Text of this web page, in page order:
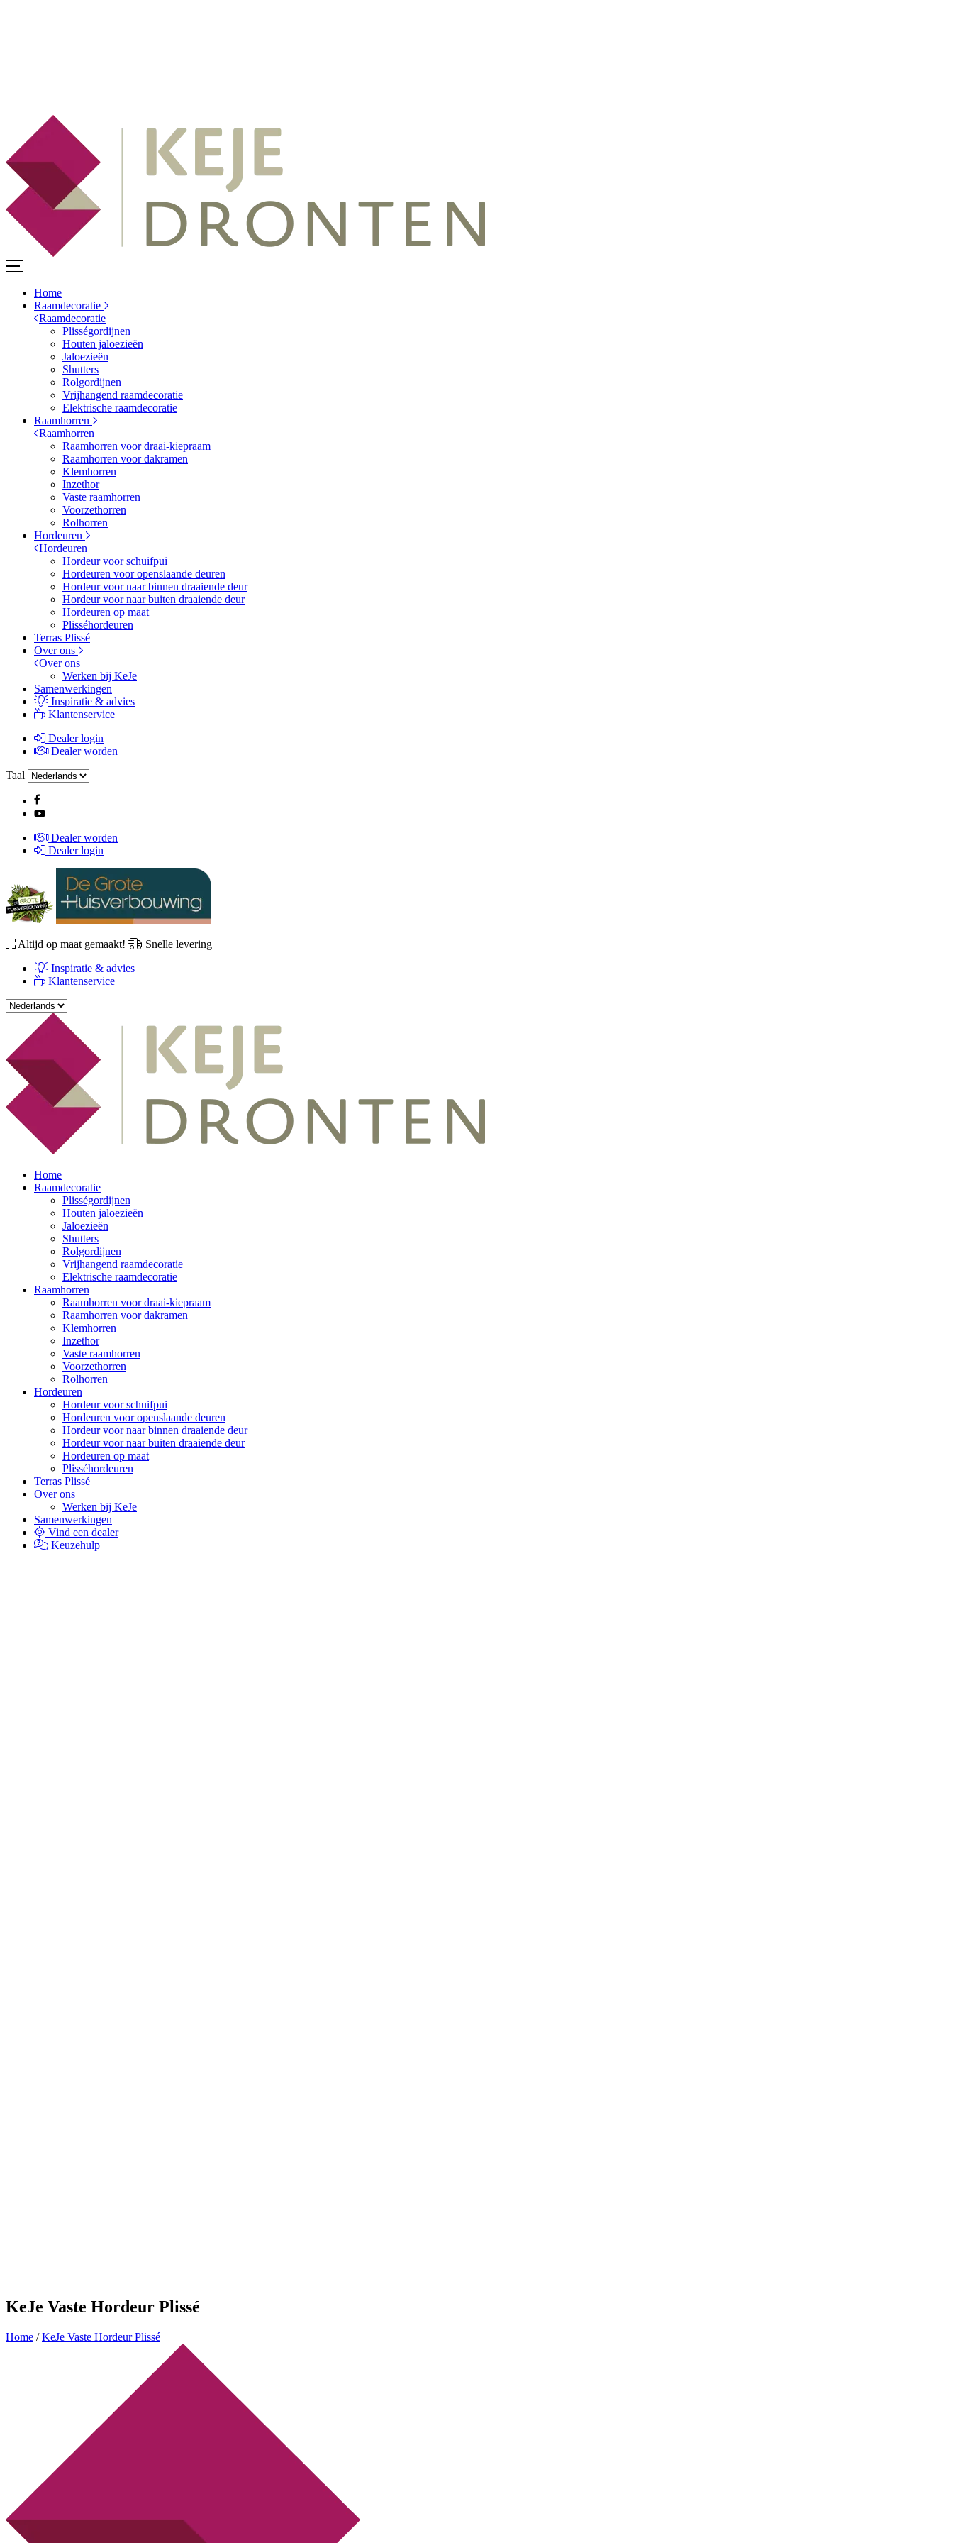
Home
Raamdecoratie
Raamdecoratie
Plisségordijnen
Houten jaloezieën
Jaloezieën
Shutters
Rolgordijnen
Vrijhangend raamdecoratie
Elektrische raamdecoratie
Raamhorren
Raamhorren
Raamhorren voor draai-kiepraam
Raamhorren voor dakramen
Klemhorren
Inzethor
Vaste raamhorren
Voorzethorren
Rolhorren
Hordeuren
Hordeuren
Hordeur voor schuifpui
Hordeuren voor openslaande deuren
Hordeur voor naar binnen draaiende deur
Hordeur voor naar buiten draaiende deur
Hordeuren op maat
Plisséhordeuren
Terras Plissé
Over ons
Over ons
Werken bij KeJe
Samenwerkingen
Inspiratie & advies
Klantenservice
Dealer login
Dealer worden
Taal
Dealer worden
Dealer login
Altijd op maat gemaakt!
Snelle levering
Inspiratie & advies
Klantenservice
Home
Raamdecoratie
Plisségordijnen
Houten jaloezieën
Jaloezieën
Shutters
Rolgordijnen
Vrijhangend raamdecoratie
Elektrische raamdecoratie
Raamhorren
Raamhorren voor draai-kiepraam
Raamhorren voor dakramen
Klemhorren
Inzethor
Vaste raamhorren
Voorzethorren
Rolhorren
Hordeuren
Hordeur voor schuifpui
Hordeuren voor openslaande deuren
Hordeur voor naar binnen draaiende deur
Hordeur voor naar buiten draaiende deur
Hordeuren op maat
Plisséhordeuren
Terras Plissé
Over ons
Werken bij KeJe
Samenwerkingen
Vind een dealer
Keuzehulp
KeJe Vaste Hordeur Plissé
Home / KeJe Vaste Hordeur Plissé